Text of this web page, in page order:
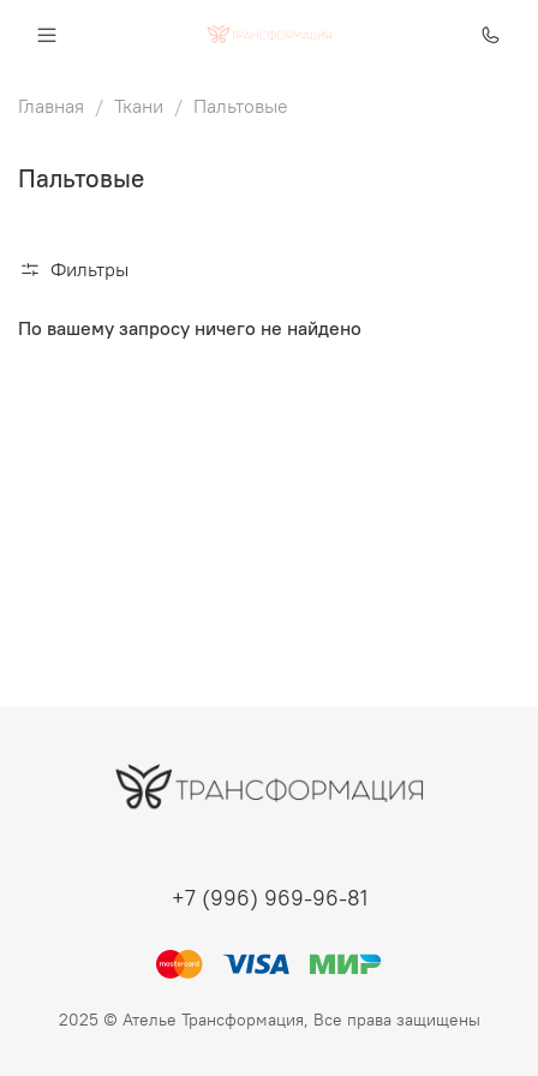
Главная Ткани Пальтовые
Пальтовые
Фильтры
По вашему запросу ничего не найдено
+7 (996) 969-96-81
2025 © Ателье Трансформация, Все права защищены